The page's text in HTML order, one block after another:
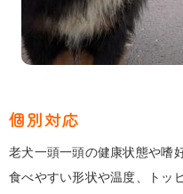
個別対応
老犬一頭一頭の健康状態や嗜
食べやすい形状や温度、トッ